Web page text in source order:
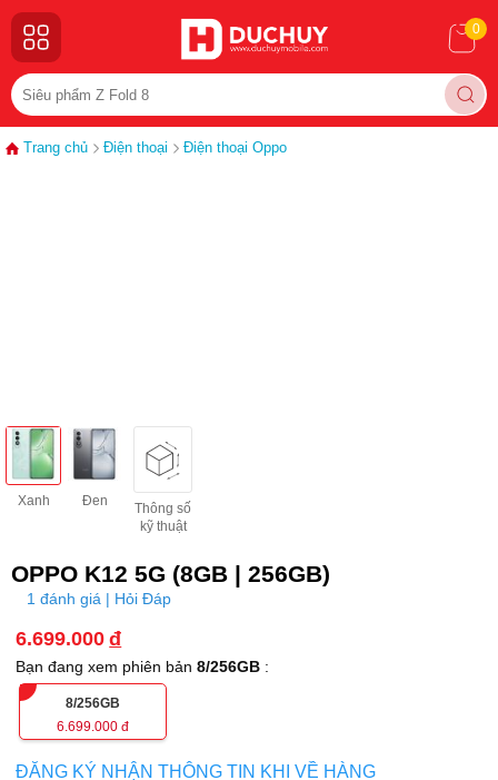
0
Trang chủ Điện thoại Điện thoại Oppo
Xanh Đen
Thông số
kỹ thuật
OPPO K12 5G (8GB | 256GB)
1 đánh giá | Hỏi Đáp
6.699.000 đ
Bạn đang xem phiên bản8/256GB :
8/256GB
6.699.000đ
ĐĂNG KÝ NHẬN THÔNG TIN KHI VỀ HÀNG